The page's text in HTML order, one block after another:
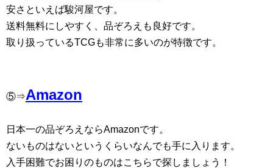
安さといえば駿河屋です。
送料無料にしやすく、品ぞろえも良好です。
取り扱っているTCGも非常に多いのが特徴です。
⑤⇒Amazon
日本一の品ぞろえならAmazonです。
ないものはないというくらいなんでも手に入ります。
入手困難でお困りのものはこちらで探しましょう！